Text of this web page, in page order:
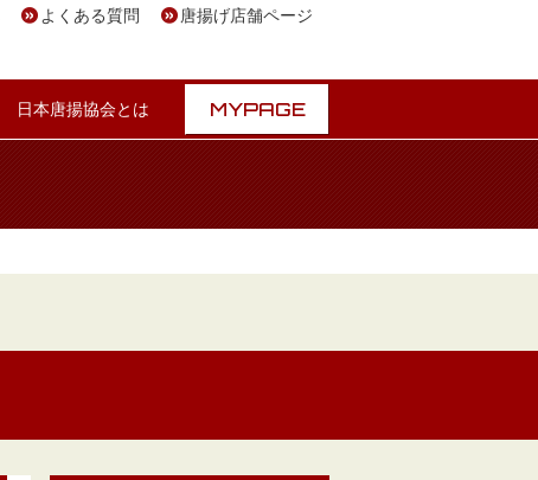
よくある質問 唐揚げ店舗ページ
日本唐揚協会とは MYPAGE